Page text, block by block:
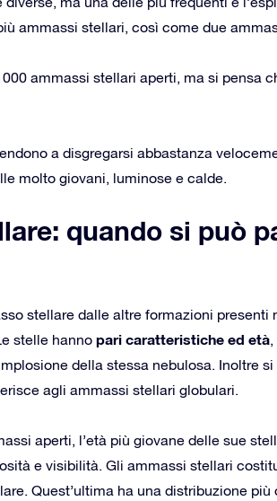
ammassi stellari, così come due
ammassi stellari aperti, ma si pensa
a disgregarsi abbastanza
molto giovani, luminose e calde.
quando si può
stellare dalle altre formazioni presenti
stelle hanno pari caratteristiche ed età
della stessa nebulosa. Inoltre
agli ammassi stellari globulari.
aperti, l’età più giovane delle sue
e visibilità. Gli ammassi stellari
Quest’ultima ha una distribuzione